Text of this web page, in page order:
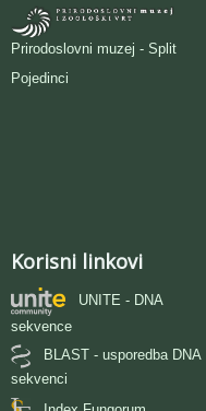
Prirodoslovni muzej - Split
Pojedinci
Korisni linkovi
UNITE - DNA
sekvence
BLAST - usporedba DNA
sekvenci